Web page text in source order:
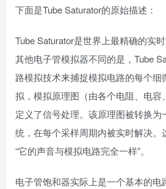
下面是Tube Saturator的原始描述：
Tube Saturator是世界上最精确的实
其他电子管模拟器不同的是，Tube
路模拟技术来捕捉模拟电路的每个细
拟，模拟原理图（由各个电阻、电容
定义了信号处理。该原理图被转换
统，在每个采样周期内被实时解决。
“它的声音与模拟电路完全一样”。
电子管饱和器实际上是一个基本的电